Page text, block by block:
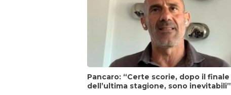
Pancaro: “Certe scorie, dopo il finale
dell’ultima stagione, sono inevitabili”